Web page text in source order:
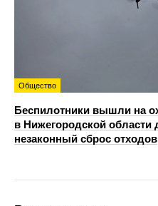
Общество
Беспилотники вышли на
в Нижегородской
незаконный сброс отходов